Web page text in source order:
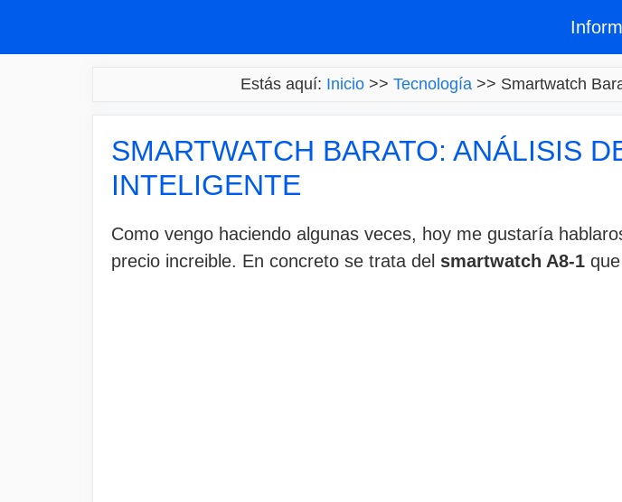
Estás aquí: Inicio >> Tecnología >> Smartwatch
SMARTWATCH BARATO: ANÁLISIS
INTELIGENTE
Como vengo haciendo algunas veces, hoy me gustaría
precio increible. En concreto se trata del smartwatch A8-1